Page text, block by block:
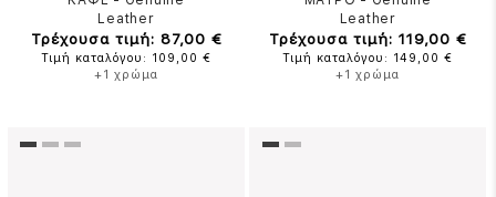
Leather
Τρέχουσα τιμή: 87,00 €
Τιμή καταλόγου: 109,00 €
+1 χρώμα
Leather
Τρέχουσα τιμή: 119,00 €
Τιμή καταλόγου: 149,00 €
+1 χρώμα